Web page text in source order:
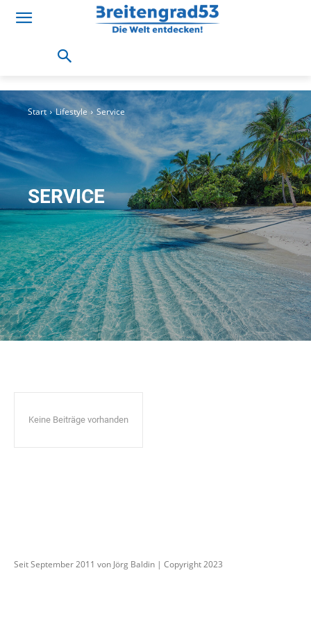
Start Lifestyle Service
SERVICE
Wir stellen vor
Keine Beiträge vorhanden
Seit September 2011 von Jörg Baldin | Copyright 2023